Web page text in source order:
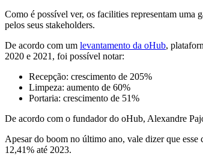
Como é possível ver, os facilities representam uma
pelos seus stakeholders.
De acordo com um levantamento da oHub,
2020 e 2021, foi possível notar:
Recepção: crescimento de 205%
Limpeza: aumento de 60%
Portaria: crescimento de 51%
De acordo com o fundador do oHub, Alexandre
Apesar do boom no último ano, vale dizer que esse
12,41% até 2023.